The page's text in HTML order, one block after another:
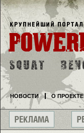
НОВОСТИ О ПРОЕКТЕ